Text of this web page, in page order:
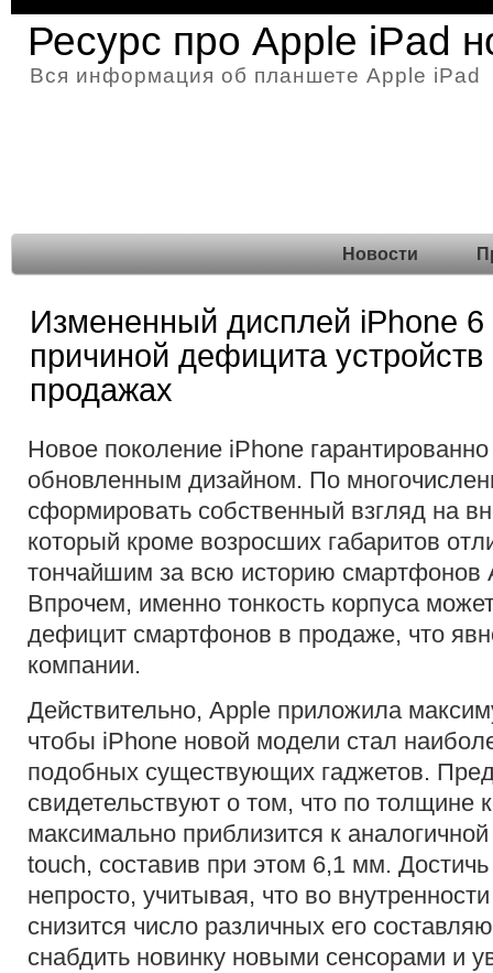
Ресурс про Apple iPad
Вся информация об планшете Apple iPad
Новости
Измененный дисплей iPhone 6
причиной дефицита устройств
продажах
Новое поколение iPhone гарантированно
обновленным дизайном. По
сформировать собственный взгляд на
который кроме возросших габаритов
тончайшим за всю историю смартфонов
Впрочем, именно тонкость корпуса
дефицит смартфонов в продаже, что
компании.
Действительно, Apple приложила
чтобы iPhone новой модели стал
подобных существующих гаджетов.
свидетельствуют о том, что по толщине
максимально приблизится к
touch, составив при этом 6,1 мм. Достичь
непросто, учитывая, что во
снизится число различных его
снабдить новинку новыми сенсорами и